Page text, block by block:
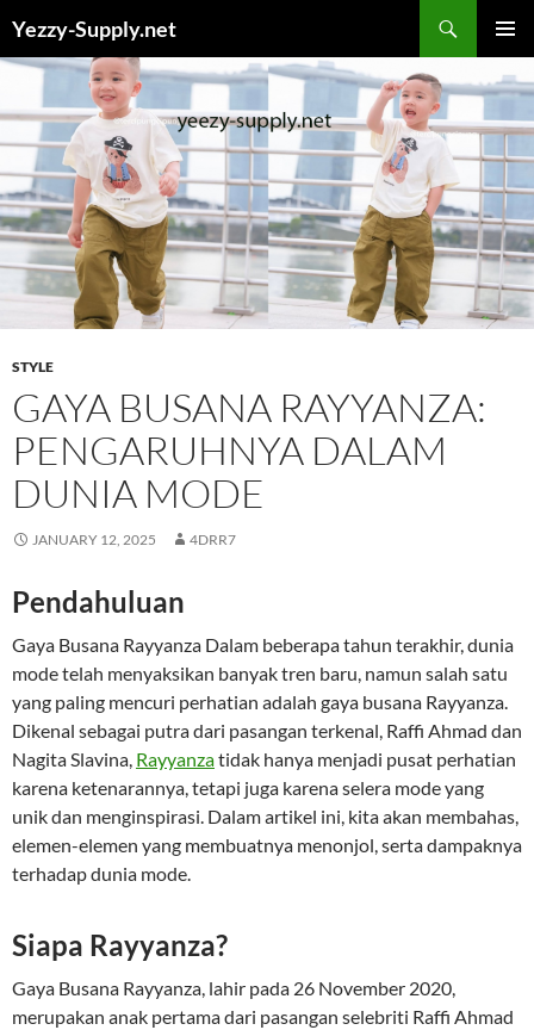
content
Yezzy-Supply.net
MENU
STYLE
GAYA BUSANA RAYYANZA:
PENGARUHNYA DALAM
DUNIA MODE
JANUARY 12, 2025 4DRR7
Pendahuluan
Gaya Busana Rayyanza Dalam beberapa tahun terakhir, dunia
mode telah menyaksikan banyak tren baru, namun salah satu
yang paling mencuri perhatian adalah gaya busana Rayyanza.
Dikenal sebagai putra dari pasangan terkenal, Raffi Ahmad dan
Nagita Slavina, Rayyanzatidak hanya menjadi pusat perhatian
karena ketenarannya, tetapi juga karena selera mode yang
unik dan menginspirasi. Dalam artikel ini, kita akan membahas,
elemen-elemen yang membuatnya menonjol, serta dampaknya
terhadap dunia mode.
Siapa Rayyanza?
Gaya Busana Rayyanza, lahir pada 26 November 2020,
merupakan anak pertama dari pasangan selebriti Raffi Ahmad